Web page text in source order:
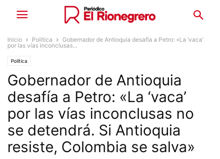
Inicio Política
Gobernador de Antioquia desafía a Petro: «La ‘vaca’
por las vías inconclusas...
Política
Gobernador de Antioquia
desafía a Petro: «La ‘vaca’
por las vías inconclusas no
se detendrá. Si Antioquia
resiste, Colombia se salva»